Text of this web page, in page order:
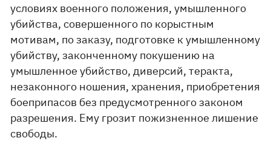
условиях военного положения, умышленного
убийства, совершенного по корыстным
мотивам, по заказу, подготовке к умышленному
убийству, законченному покушению на
умышленное убийство, диверсий, теракта,
незаконного ношения, хранения, приобретения
боеприпасов без предусмотренного законом
разрешения. Ему грозит пожизненное лишение
свободы.